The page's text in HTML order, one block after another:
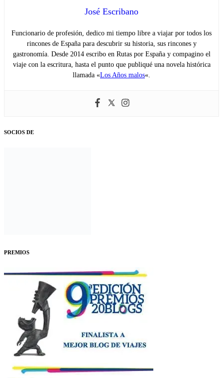
José Escribano
Funcionario de profesión, dedico mi tiempo libre a viajar por todos los
rincones de España para descubrir su historia, sus rincones y
gastronomía. Desde 2014 escribo en Rutas por España y compagino el
viaje con la escritura, hasta el punto que publiqué una novela histórica
llamada «Los Años malos«.
SOCIOS DE
PREMIOS